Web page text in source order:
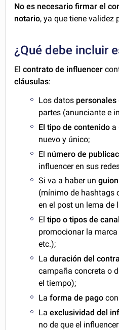
No es necesario firmar el
notario, ya que tiene validez
¿Qué debe incluir
Elcontrato de influencer
cláusulas:
Los datos personales
partes (anunciante e
El tipo de contenido a
nuevo y único;
El número de
influencer en sus
Si va a haber unguion
(mínimo de hashtags
en el post un lema de
Eltipo o tipos de
promocionar la
etc.);
Laduración del
campaña concreta o
el tiempo);
Laforma de pago
Laexclusividad del
no de que el